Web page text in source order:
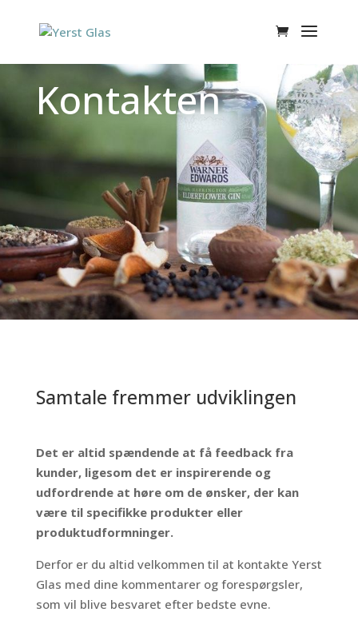
Kontakten
Samtale fremmer udviklingen
Det er altid spændende at få feedback fra
kunder, ligesom det er inspirerende og
udfordrende at høre om de ønsker, der kan
være til specifikke produkter eller
produktudformninger.
Derfor er du altid velkommen til at kontakte Yerst
Glas med dine kommentarer og forespørgsler,
som vil blive besvaret efter bedste evne.